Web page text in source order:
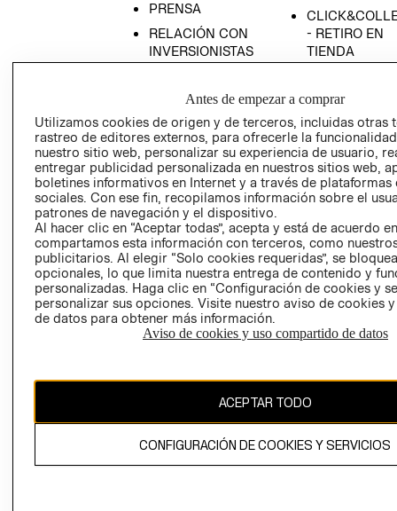
PRENSA
RELACIÓN CON
INVERSIONISTAS
EMPRESARIAL
- RETIRO EN
TIENDA
CONDICIONES
AVISO DE
PRIVACIDAD
GIFT CARD
AVISO DE
COOKIES
Chile ($)
El contenido de esta página web está protegido por copyright y es
propiedad de H&M Hennes & Mauritz AB.
Antes de empezar a comprar
Utilizamos cookies de origen y de terceros, incluidas otras
rastreo de editores externos, para ofrecerle la
nuestro sitio web, personalizar su experiencia de usuario,
entregar publicidad personalizada en nuestros sitios web,
boletines informativos en Internet y a través de plataformas
sociales. Con ese fin, recopilamos información sobre el
patrones de navegación y el dispositivo.
Al hacer clic en “Aceptar todas”, acepta y está de acuerdo
compartamos esta información con terceros, como
publicitarios. Al elegir “Solo cookies requeridas”, se
opcionales, lo que limita nuestra entrega de contenido y
personalizadas. Haga clic en “Configuración de cookies y
personalizar sus opciones. Visite nuestro aviso de cookies
de datos para obtener más información.
Aviso de cookies y uso compartido de datos
ACEPTAR TODO
CONFIGURACIÓN DE COOKIES Y SERVICIOS